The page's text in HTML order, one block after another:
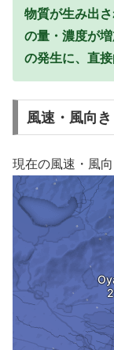
物質が生み出
の量・濃度が
の発生に、直接
風速・風向き
現在の風速・風